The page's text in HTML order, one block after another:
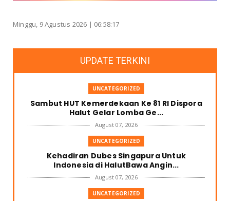
Minggu, 9 Agustus 2026 | 06:58:18
UPDATE TERKINI
UNCATEGORIZED
Sambut HUT Kemerdekaan Ke 81 RI Dispora
Halut Gelar Lomba Ge...
August 07, 2026
UNCATEGORIZED
Kehadiran Dubes Singapura Untuk
Indonesia di HalutBawa Angin...
August 07, 2026
UNCATEGORIZED